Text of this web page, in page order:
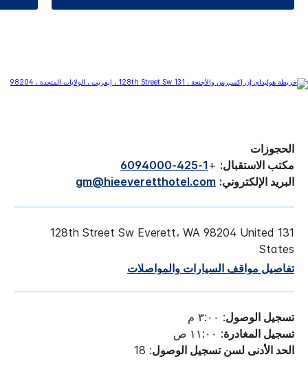
الحجوزات
مكتب الاستقبال: +
1-425-6094000
البريد الإلكتروني: gm@hieeveretthotel.com
131 128th Street Sw Everett، WA 98204 United
States
تفاصيل مواقف السيارات والمواصلات
تسجيل الوصول: ٣:٠٠ م
تسجيل المغادرة: ١١:٠٠ ص
الحد الأدنى لسن تسجيل الوصول: 18